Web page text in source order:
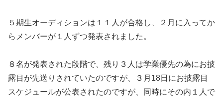
５期生オーディションは１１人が合格し、２月に入ってか
らメンバーが１人ずつ発表されました。
８名が発表された段階で、残り３人は学業優先の為にお披
露目が先送りされていたのですが、３月18日にお披露目
スケジュールが公表されたのですが、同時にその内１人で